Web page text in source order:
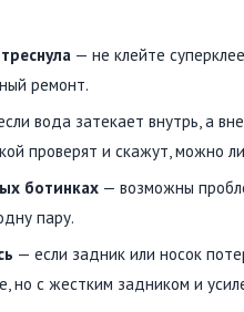
— не клейте
ремонт.
вода затекает внутрь, а
проверят и скажут, можно
ботинках — возможны
пару.
— если задник или носок
но с жестким задником и